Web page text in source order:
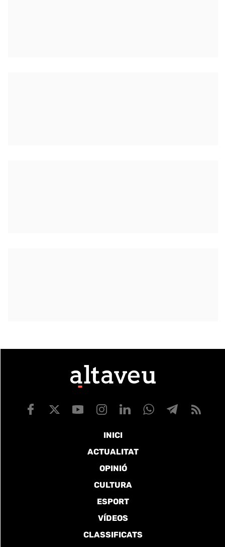
INICI
ACTUALITAT
OPINIÓ
CULTURA
ESPORT
VÍDEOS
CLASSIFICATS